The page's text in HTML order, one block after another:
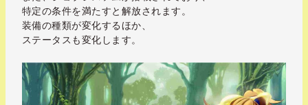
特定の条件を満たすと解放されます。
装備の種類が変化するほか、
ステータスも変化します。